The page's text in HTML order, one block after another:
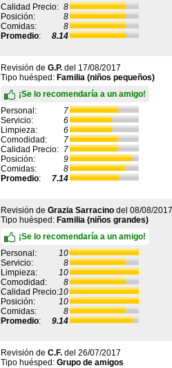
Calidad Precio: 8
Posición:
8
Comidas:
8
Promedio: 8.14
Revisión de G.P. del 17/08/2017
Tipo huésped: Familia (niños pequeños)
¡Se lo recomendaría a un amigo!
Personal:
7
Servicio:
6
Limpieza:
6
Comodidad:
7
Calidad Precio: 7
Posición:
9
Comidas:
8
Promedio: 7.14
Revisión de Grazia Sarracino del 08/08/2017
Tipo huésped: Familia (niños grandes)
¡Se lo recomendaría a un amigo!
Personal:
10
Servicio:
8
Limpieza:
10
Comodidad:
8
Calidad Precio:10
Posición:
10
Comidas:
8
Promedio: 9.14
Revisión de C.F. del 26/07/2017
Tipo huésped: Grupo de amigos